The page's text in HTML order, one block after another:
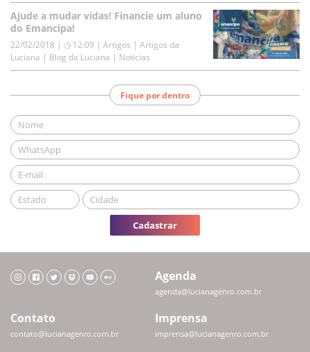
Ajude a mudar vidas! Financie um aluno
do Emancipa!
22/02/2018 | ◷ 12:09 | Artigos | Artigos da
Luciana | Blog da Luciana | Notícias
Fique por dentro
Cadastrar
Agenda
agenda@lucianagenro.com.br
Contato
contato@lucianagenro.com.br
Imprensa
imprensa@lucianagenro.com.br